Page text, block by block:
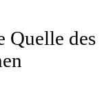
Quelle des